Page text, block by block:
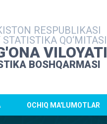
RESPUBLIKASI
QO‘MITASI
VILOYATI
BOSHQARMASI
OCHIQ MA'LUMOTLAR